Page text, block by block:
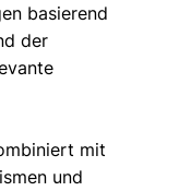
basierend
der
mit
und